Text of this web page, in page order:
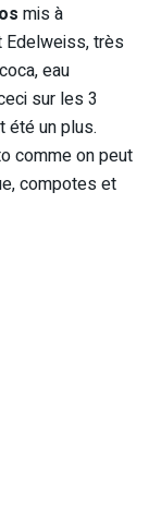
mis à
très
eau
sur les 3
été un plus.
comme on peut
compotes et